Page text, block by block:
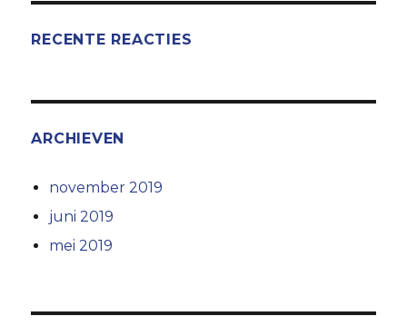
RECENTE REACTIES
ARCHIEVEN
november 2019
juni 2019
mei 2019